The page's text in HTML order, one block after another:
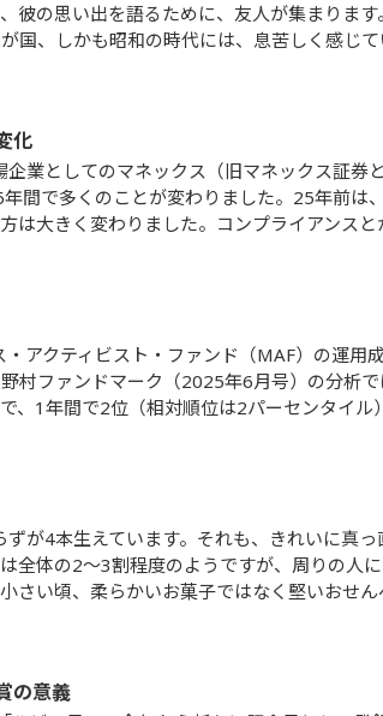
彼の思い出を語るために、友人が集まりま
国、しかも昭和の時代には、息苦しく感じて
化
間で多くのことが変わりました。25年前は
は大きく変わりました。コンプライアンスと
村ファンドマーク（2025年6月号）の分析
、1年間で2位（相対順位は2パーセンタイル
全体の2～3割程度のようですが、周りの人
さい頃、柔らかいお菓子ではなく堅いおせん
の意義